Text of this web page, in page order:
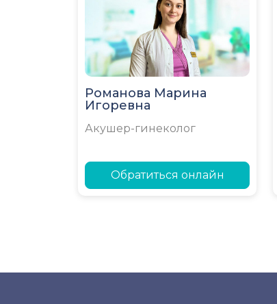
Романова Марина
Игоревна
Акушер-гинеколог
Обратиться онлайн